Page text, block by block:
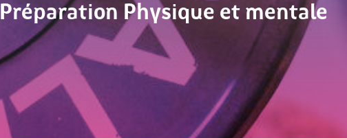
Préparation Physique et mentale